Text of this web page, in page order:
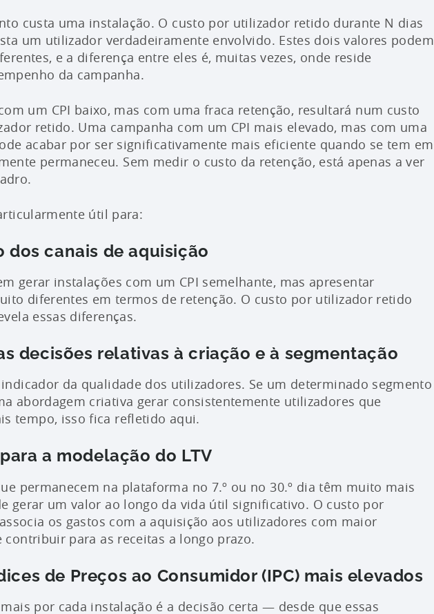
custa uma instalação. O custo por utilizador retido durante N dias
um utilizador verdadeiramente envolvido. Estes dois valores podem
e a diferença entre eles é, muitas vezes, onde reside
da campanha.
um CPI baixo, mas com uma fraca retenção, resultará num custo
retido. Uma campanha com um CPI mais elevado, mas com uma
acabar por ser significativamente mais eficiente quando se tem em
permaneceu. Sem medir o custo da retenção, está apenas a ver
útil para:
dos canais de aquisição
gerar instalações com um CPI semelhante, mas apresentar
diferentes em termos de retenção. O custo por utilizador retido
essas diferenças.
decisões relativas à criação e à segmentação
da qualidade dos utilizadores. Se um determinado segmento
abordagem criativa gerar consistentemente utilizadores que
tempo, isso fica refletido aqui.
a modelação do LTV
permanecem na plataforma no 7.º ou no 30.º dia têm muito mais
gerar um valor ao longo da vida útil significativo. O custo por
os gastos com a aquisição aos utilizadores com maior
para as receitas a longo prazo.
de Preços ao Consumidor (IPC) mais elevados
por cada instalação é a decisão certa — desde que essas